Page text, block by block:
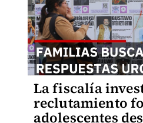
La fiscalía
reclutamiento
adolescentes